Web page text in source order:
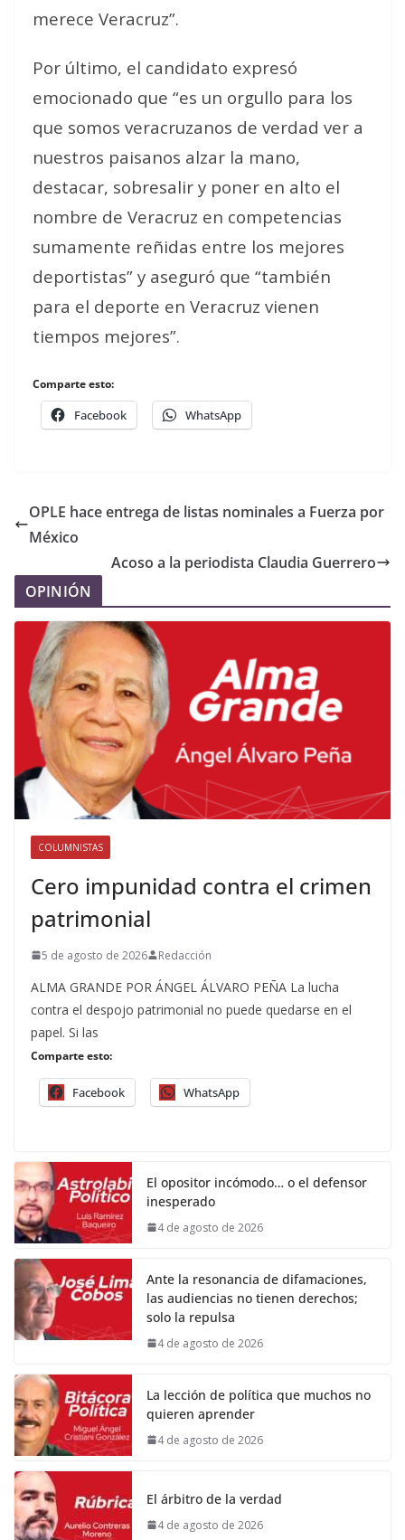
merece Veracruz”.
Por último, el candidato expresó
emocionado que “es un orgullo para los
que somos veracruzanos de verdad ver a
nuestros paisanos alzar la mano,
destacar, sobresalir y poner en alto el
nombre de Veracruz en competencias
sumamente reñidas entre los mejores
deportistas” y aseguró que “también
para el deporte en Veracruz vienen
tiempos mejores”.
Comparte esto:
Facebook WhatsApp
OPLE hace entrega de listas nominales a Fuerza por
México
Acoso a la periodista Claudia Guerrero
OPINIÓN
COLUMNISTAS
Cero impunidad contra el crimen
patrimonial
5 de agosto de 2026 Redacción
ALMA GRANDE POR ÁNGEL ÁLVARO PEÑA La lucha
contra el despojo patrimonial no puede quedarse en el
papel. Si las
Comparte esto:
Facebook WhatsApp
El opositor incómodo… o el defensor
inesperado
4 de agosto de 2026
Ante la resonancia de difamaciones,
las audiencias no tienen derechos;
solo la repulsa
4 de agosto de 2026
La lección de política que muchos no
quieren aprender
4 de agosto de 2026
El árbitro de la verdad
4 de agosto de 2026